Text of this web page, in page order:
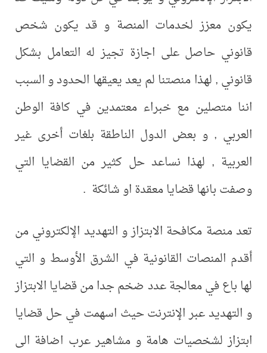
يكون معزز لخدمات المنصة و قد يكون شخص
قانوني حاصل على اجازة تجيز له التعامل بشكل
قانوني , لهذا منصتنا لم يعد يعيقها الحدود و السبب
اننا متصلين مع خبراء معتمدين في كافة الوطن
العربي , و بعض الدول الناطقة بلغات أخرى غير
العربية , لهذا نساعد حل كثير من القضايا التي
وصفت بانها قضايا معقدة او شائكة .
تعد منصة مكافحة الابتزاز و التهديد الإلكتروني من
أقدم المنصات القانونية في الشرق الأوسط و التي
لها باع في معالجة عدد ضخم جدا من قضايا الابتزاز
و التهديد عبر الإنترنت حيث اسهمت في حل قضايا
ابتزاز لشخصيات هامة و مشاهير عرب اضافة الى